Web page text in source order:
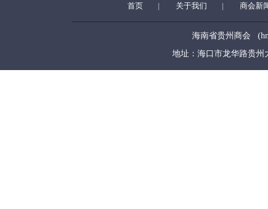
首页 关于我们 商会新
海南省贵州商会
地址：海口市龙华路贵州